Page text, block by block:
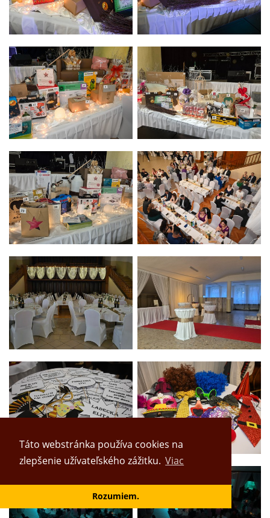
Táto webstránka používa cookies na
zlepšenie užívateľského zážitku. Viac
Rozumiem.